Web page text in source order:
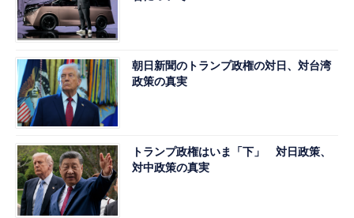
朝日新聞のトランプ政権の対日、対台湾
政策の真実
トランプ政権はいま「下」 対日政策、
対中政策の真実